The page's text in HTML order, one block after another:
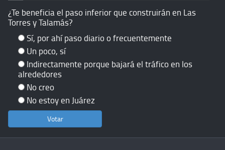
¿Te beneficia el paso inferior que construirán en Las
Torres y Talamás?
Sí, por ahí paso diario o frecuentemente
Un poco, sí
Indirectamente porque bajará el tráfico en los
alrededores
No creo
No estoy en Juárez